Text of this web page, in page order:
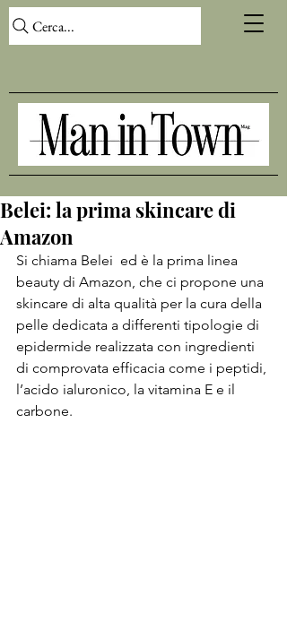
Cerca...
Belei: la prima skincare di
Amazon
Si chiama Belei ed è la prima linea
beauty di Amazon, che ci propone una
skincare di alta qualità per la cura della
pelle dedicata a differenti tipologie di
epidermide realizzata con ingredienti
di comprovata efficacia come i peptidi,
l’acido ialuronico, la vitamina E e il
carbone.